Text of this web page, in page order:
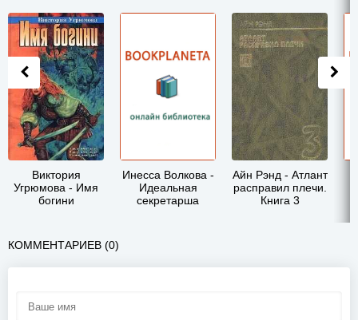
Виктория
Угрюмова - Имя
богини
Инесса Волкова -
Идеальная
секретарша
Айн Рэнд - Атлант
расправил плечи.
Книга 3
КОММЕНТАРИЕВ (0)